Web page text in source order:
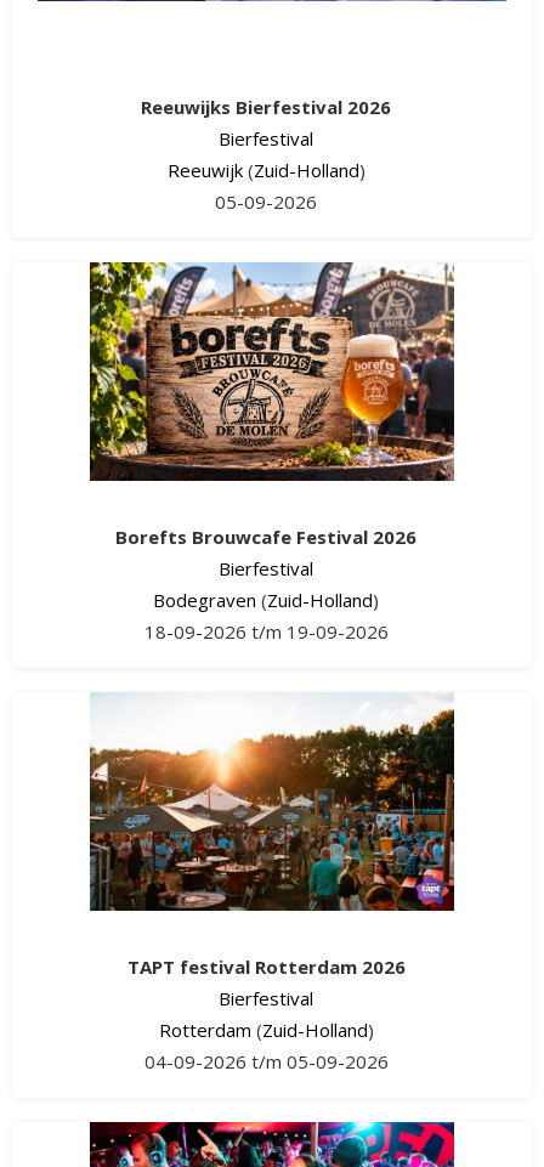
Reeuwijks Bierfestival 2026
Bierfestival
Reeuwijk(Zuid-Holland)
05-09-2026
Borefts Brouwcafe Festival 2026
Bierfestival
Bodegraven (Zuid-Holland)
18-09-2026 t/m 19-09-2026
TAPT festival Rotterdam 2026
Bierfestival
Rotterdam (Zuid-Holland)
04-09-2026 t/m 05-09-2026